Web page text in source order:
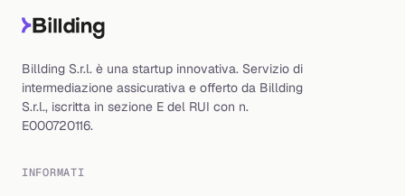
Billding S.r.l. è una startup innovativa. Servizio di
intermediazione assicurativa e offerto da Billding
S.r.l., iscritta in sezione E del RUI con n.
E000720116.
INFORMATI